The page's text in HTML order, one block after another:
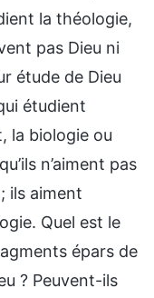
la théologie,
pas Dieu ni
étude de Dieu
étudient
la biologie ou
n’aiment pas
ils aiment
Quel est le
épars de
? Peuvent-ils